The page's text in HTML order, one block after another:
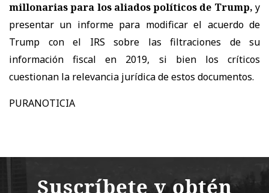
millonarias para los aliados políticos de Trump, y
presentar un informe para modificar el acuerdo de
Trump con el IRS sobre las filtraciones de su
información fiscal en 2019, si bien los críticos
cuestionan la relevancia jurídica de estos documentos.
PURANOTICIA